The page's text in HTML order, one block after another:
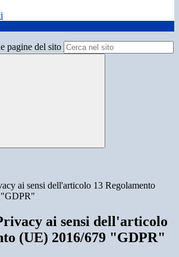
pagine del sito
ai sensi dell'articolo 13 Regolamento
ai sensi dell'articolo
(UE) 2016/679 "GDPR"